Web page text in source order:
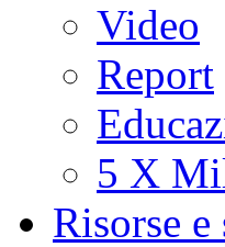
Video
Report
5 X
Risorse